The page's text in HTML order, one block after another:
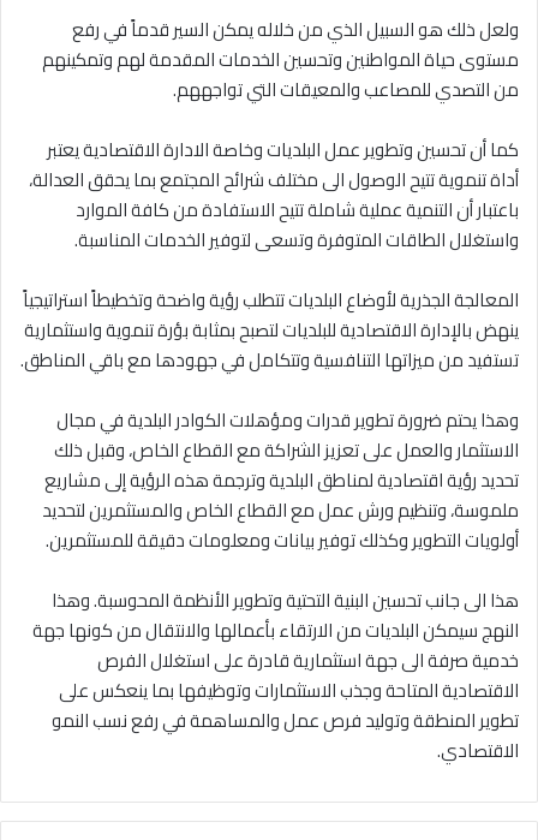
ولعل ذلك هو السبيل الذي من خلاله يمكن السير قدماً في رفع
مستوى حياة المواطنين وتحسين الخدمات المقدمة لهم وتمكينهم
من التصدي للمصاعب والمعيقات التي تواجههم.
كما أن تحسين وتطوير عمل البلديات وخاصة الادارة الاقتصادية يعتبر
أداة تنموية تتيح الوصول الى مختلف شرائح المجتمع بما يحقق العدالة،
باعتبار أن التنمية عملية شاملة تتيح الاستفادة من كافة الموارد
واستغلال الطاقات المتوفرة وتسعى لتوفير الخدمات المناسبة.
المعالجة الجذرية لأوضاع البلديات تتطلب رؤية واضحة وتخطيطاً استراتيجياً
ينهض بالإدارة الاقتصادية للبلديات لتصبح بمثابة بؤرة تنموية واستثمارية
تستفيد من ميزاتها التنافسية وتتكامل في جهودها مع باقي المناطق.
وهذا يحتم ضرورة تطوير قدرات ومؤهلات الكوادر البلدية في مجال
الاستثمار والعمل على تعزيز الشراكة مع القطاع الخاص، وقبل ذلك
تحديد رؤية اقتصادية لمناطق البلدية وترجمة هذه الرؤية إلى مشاريع
ملموسة، وتنظيم ورش عمل مع القطاع الخاص والمستثمرين لتحديد
أولويات التطوير وكذلك توفير بيانات ومعلومات دقيقة للمستثمرين.
هذا الى جانب تحسين البنية التحتية وتطوير الأنظمة المحوسبة. وهذا
النهج سيمكن البلديات من الارتقاء بأعمالها والانتقال من كونها جهة
خدمية صرفة الى جهة استثمارية قادرة على استغلال الفرص
الاقتصادية المتاحة وجذب الاستثمارات وتوظيفها بما ينعكس على
تطوير المنطقة وتوليد فرص عمل والمساهمة في رفع نسب النمو
الاقتصادي.